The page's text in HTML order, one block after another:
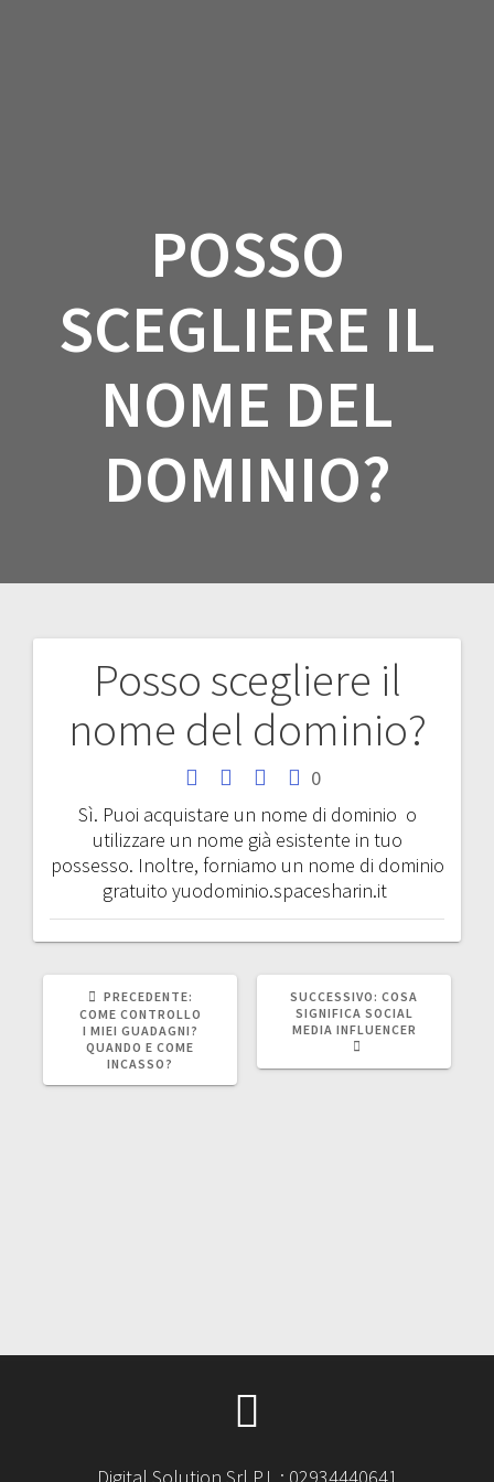
POSSO
SCEGLIERE IL
NOME DEL
DOMINIO?
Posso scegliere il
nome del dominio?
0
Sì. Puoi acquistare un nome di dominio o
utilizzare un nome già esistente in tuo
possesso. Inoltre, forniamo un nome di dominio
gratuito yuodominio.spacesharin.it
Navigazione
articoli
PRECEDENTE:
PRECEDENTE:
COME CONTROLLO
I MIEI GUADAGNI?
QUANDO E COME
INCASSO?
SUCCESSIVO: ARTICOLO
SUCCESSIVO:
COSA
SIGNIFICA SOCIAL
MEDIA INFLUENCER
Digital Solution Srl P.I. : 02934440641